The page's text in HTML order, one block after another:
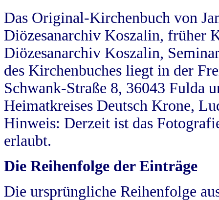
Das Original-Kirchenbuch von
Diözesanarchiv Koszalin, früher
Diözesanarchiv Koszalin,
des Kirchenbuches liegt in der
Schwank-Straße 8, 36043 Fulda
Heimatkreises Deutsch Krone,
Hinweis: Derzeit ist das
erlaubt.
Die Reihenfolge der Einträge
Die ursprüngliche Reihenfolge